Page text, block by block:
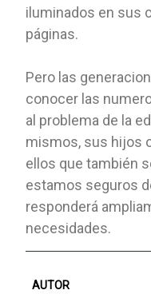
iluminados en sus
páginas.
Pero las
conocer las
al problema de la
mismos, sus hijos
ellos que también
estamos seguros
responderá
necesidades.
AUTOR